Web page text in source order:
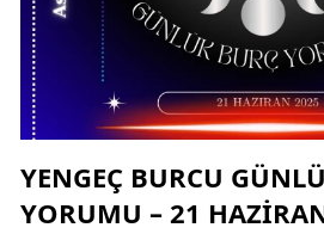
YENGEÇ BURCU
YORUMU – 21